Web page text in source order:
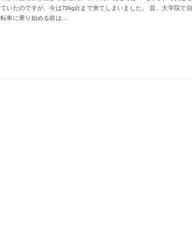
ていたのですが、今は73kg台まで来てしまいました。 昔、大学院で自
転車に乗り始める前は...